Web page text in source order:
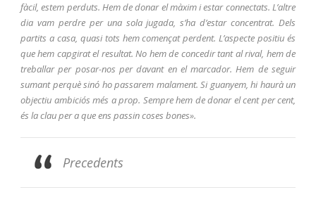
fàcil, estem perduts. Hem de donar el màxim i estar connectats. L’altre
dia vam perdre per una sola jugada, s’ha d’estar concentrat. Dels
partits a casa, quasi tots hem començat perdent. L’aspecte positiu és
que hem capgirat el resultat. No hem de concedir tant al rival, hem de
treballar per posar-nos per davant en el marcador. Hem de seguir
sumant perquè sinó ho passarem malament. Si guanyem, hi haurà un
objectiu ambiciós més a prop. Sempre hem de donar el cent per cent,
és la clau per a que ens passin coses bones».
Precedents